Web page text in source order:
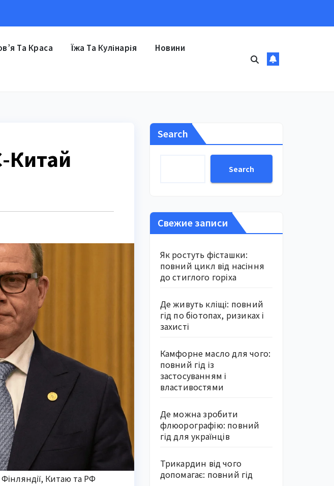
Та Краса Їжа Та Кулінарія Новини
Китай
Китаю та РФ
Search
Search
Свежие записи
Як ростуть фісташки:
повний цикл від насіння
до стиглого горіха
Де живуть кліщі: повний
гід по біотопах, ризиках і
захисті
Камфорне масло для чого:
повний гід із
застосуванням і
властивостями
Де можна зробити
флюорографію: повний
гід для українців
Трикардин від чого
допомагає: повний гід